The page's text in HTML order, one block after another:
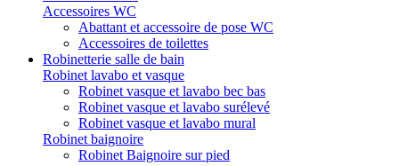
Accessoires WC
Abattant et accessoire de pose WC
Accessoires de toilettes
Robinetterie salle de bain
Robinet lavabo et vasque
Robinet vasque et lavabo bec bas
Robinet vasque et lavabo surélevé
Robinet vasque et lavabo mural
Robinet baignoire
Robinet Baignoire sur pied